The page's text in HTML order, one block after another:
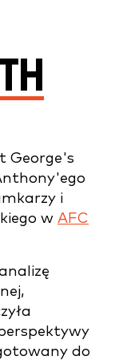
George's
i
w AFC
do